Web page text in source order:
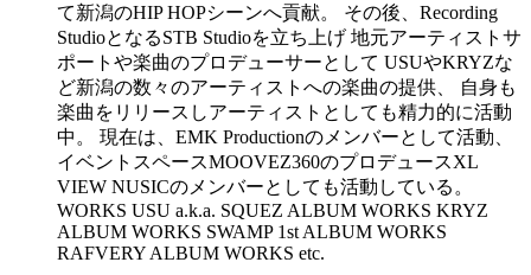
て新潟のHIP HOPシーンへ貢献。 その後、Recording
StudioとなるSTB Studioを立ち上げ 地元アーティストサ
ポートや楽曲のプロデューサーとして USUやKRYZな
ど新潟の数々のアーティストへの楽曲の提供、 自身も
楽曲をリリースしアーティストとしても精力的に活動
中。 現在は、EMK Productionのメンバーとして活動、
イベントスペースMOOVEZ360のプロデュースXL
VIEW NUSICのメンバーとしても活動している。
WORKS USU a.k.a. SQUEZ ALBUM WORKS KRYZ
ALBUM WORKS SWAMP 1st ALBUM WORKS
RAFVERY ALBUM WORKS etc.